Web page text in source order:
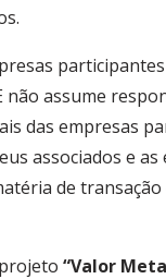
assume
das empresas
associados e as
de transação
“Valor